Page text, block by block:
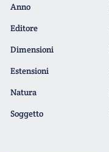
Anno
Editore
Dimensioni
Estensioni
Natura
Soggetto